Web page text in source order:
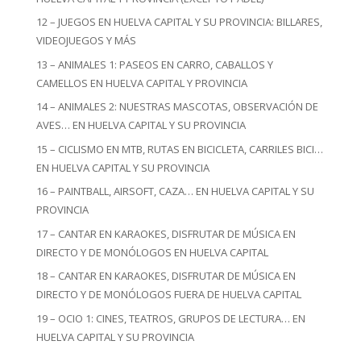
12 – JUEGOS EN HUELVA CAPITAL Y SU PROVINCIA: BILLARES,
VIDEOJUEGOS Y MÁS
13 – ANIMALES 1: PASEOS EN CARRO, CABALLOS Y
CAMELLOS EN HUELVA CAPITAL Y PROVINCIA
14 – ANIMALES 2: NUESTRAS MASCOTAS, OBSERVACIÓN DE
AVES… EN HUELVA CAPITAL Y SU PROVINCIA
15 – CICLISMO EN MTB, RUTAS EN BICICLETA, CARRILES BICI…
EN HUELVA CAPITAL Y SU PROVINCIA
16 – PAINTBALL, AIRSOFT, CAZA… EN HUELVA CAPITAL Y SU
PROVINCIA
17 – CANTAR EN KARAOKES, DISFRUTAR DE MÚSICA EN
DIRECTO Y DE MONÓLOGOS EN HUELVA CAPITAL
18 – CANTAR EN KARAOKES, DISFRUTAR DE MÚSICA EN
DIRECTO Y DE MONÓLOGOS FUERA DE HUELVA CAPITAL
19 – OCIO 1: CINES, TEATROS, GRUPOS DE LECTURA… EN
HUELVA CAPITAL Y SU PROVINCIA